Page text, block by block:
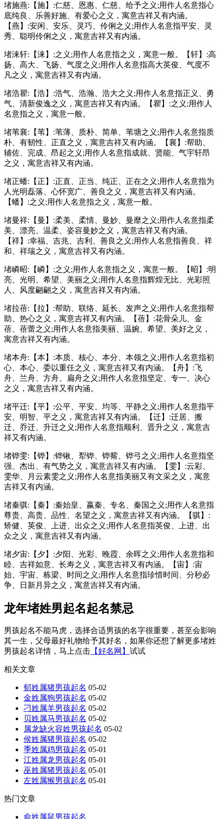
堵施燕:【施】:仁慈、恩惠、仁慈、给予之义;用作人名意指心
底纯良、乐善好施、有爱心之义，寓意吉祥又有内涵。
【燕】:安闲、安乐、灵巧、伶俐之义;用作人名意指平安、灵
秀、聪明伶俐之义，寓意吉祥又有内涵。
堵涞轩:【涞】:之义;用作人名意指之义，寓意一般。【轩】:高
扬、高大、飞扬、气度之义;用作人名意指高大英俊、气度不
凡之义，寓意吉祥又有内涵。
堵浩瞿:【浩】:浩气、浩瀚、浩大之义;用作人名意指正义、勇
气、清新俊逸之义，寓意吉祥又有内涵。【瞿】:之义;用作人
名意指之义，寓意一般。
堵苇襄:【苇】:苇薄、质朴、简单、苇塘之义;用作人名意指质
朴、有韧性、正直之义，寓意吉祥又有内涵。【襄】:帮助、
辅佐、完成、昂起之义;用作人名意指成就、贤能、气宇轩昂
之义，寓意吉祥又有内涵。
堵正蟠:【正】:正直、正当、纯正、正在之义;用作人名意指为
人光明磊落、心怀宽广、善良之义，寓意吉祥又有内涵。
【蟠】:之义;用作人名意指之义，寓意一般。
堵曼祥:【曼】:柔美、柔情、曼妙、曼靡之义;用作人名意指柔
美、漂亮、温柔、姿容曼妙之义，寓意吉祥又有内涵。
【祥】:幸福、吉兆、吉利、善良之义;用作人名意指善良、祥
和、祥瑞之义，寓意吉祥又有内涵。
堵嶙昭:【嶙】:之义;用作人名意指之义，寓意一般。【昭】:明
亮、光明、希望、美丽之义;用作人名意指辉煌无比、光彩照
人、风度翩翩之义，寓意吉祥又有内涵。
堵拉蓓:【拉】:帮助、联络、延长、发声之义;用作人名意指帮
助、热心之义，寓意吉祥又有内涵。【蓓】:花骨朵儿、金
蓓、蓓蕾之义;用作人名意指美丽、温婉、希望、美好之义，
寓意吉祥又有内涵。
堵本舟:【本】:本质、核心、本分、本领之义;用作人名意指初
心、本心、委以重任之义，寓意吉祥又有内涵。【舟】:飞
舟、兰舟、方舟、扁舟之义;用作人名意指坚定、专一、决心
之义，寓意吉祥又有内涵。
堵平迁:【平】:公平、平安、均等、平静之义;用作人名意指平
安、明智、平之义，寓意吉祥又有内涵。【迁】:迁居、搬
迁、乔迁、升迁之义;用作人名意指顺利、晋升之义，寓意吉
祥又有内涵。
堵铧雯:【铧】:铧锹、犁铧、铧觜、铧弓之义;用作人名意指坚
强、杰出、有气势之义，寓意吉祥又有内涵。【雯】:云彩、
雯华、月云素雯之义;用作人名意指美丽又有文采之义，寓意
吉祥又有内涵。
堵秦骐:【秦】:秦始皇、嬴秦、专名、秦国之义;用作人名意指
尊贵、高贵、品性、名望之义，寓意吉祥又有内涵。【骐】:
矫健、英俊、上进、出众之义;用作人名意指英俊、上进、出
众之义，寓意吉祥又有内涵。
堵夕宙:【夕】:夕阳、光彩、晚霞、余晖之义;用作人名意指和
睦、吉祥如意、长寿之义，寓意吉祥又有内涵。【宙】:宙
始、宇宙、栋梁、时间之义;用作人名意指珍惜时间、分秒必
争、日新月异之义，寓意吉祥又有内涵。
龙年堵姓男起名起名禁忌
男孩起名不能马虎，选择合适男孩的名字很重要，甚至会影响
其一生，父母最好礼物给予其好名，如果你还想了解更多堵姓
男孩起名详情，马上点击 【好名网】 试试
相关文章
郁姓属猪男孩起名 05-02
金姓属狗男孩起名 05-02
刁姓属羊男孩起名 05-02
贝姓属马男孩起名 05-02
属龙缺火容姓男孩起名 05-02
侯姓属猪男孩起名 05-02
季姓属鸡男孩起名 05-01
江姓属龙男孩起名 05-01
巫姓属猪男孩起名 05-01
左姓属猴男孩起名 05-01
热门文章
俞姓属鼠男孩起名